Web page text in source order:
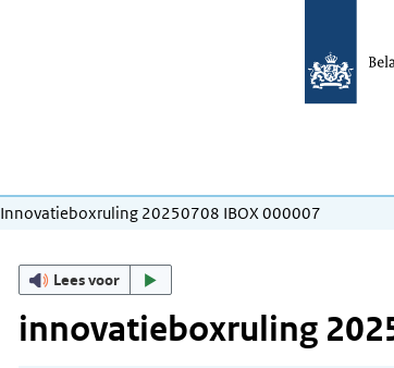
Innovatieboxruling 20250708 IBOX 000007
Lees voor
innovatieboxruling